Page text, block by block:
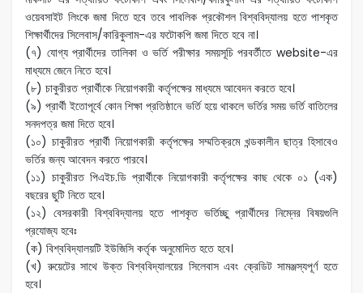
ওয়েবসাইট লিংকে জমা দিতে হবে তবে পাবলিক প্রকৌশল বিশ্ববিদ্যালয় হতে পাশকৃত
শিক্ষার্থীদের সিলেবাস/কারিকুলাম-এর ফটোকপি জমা দিতে হবে না।
(৭) যোগ্য প্রার্থীদের তালিকা ও ভর্তি পরীক্ষার সময়সূচি পরবর্তীতে website-এর
মাধ্যমে জেনে নিতে হবে।
(৮) চাকুরীরত প্রার্থীকে নিয়োগকারী কর্তৃপক্ষের মাধ্যমে আবেদন করতে হবে।
(৯) প্রার্থী ইতোপূর্বে কোন শিক্ষা প্রতিষ্ঠানে ভর্তি হয়ে থাকলে ভর্তির সময় ভর্তি বাতিলের
সনদপত্র জমা দিতে হবে।
(১০) চাকুরীরত প্রার্থী নিয়োগকারী কর্তৃপক্ষের সম্মতিক্রমে খন্ডকালীন ছাত্র হিসাবেও
ভর্তির জন্য আবেদন করতে পারবে।
(১১) চাকুরীরত পিএইচ.ডি প্রার্থীকে নিয়োগকারী কর্তৃপক্ষের কাছ থেকে ০১ (এক)
বছরের ছুটি নিতে হবে।
(১২) বেসরকারী বিশ্ববিদ্যালয় হতে পাশকৃত ভর্তিচ্ছু প্রার্থীদের নিম্নের বিষয়গুলি
প্রযোজ্য হবেঃ
(ক) বিশ্ববিদ্যালয়টি ইউজিসি কর্তৃক অনুমোদিত হতে হবে।
(খ) রুয়েটের সাথে উক্ত বিশ্ববিদ্যালয়ের সিলেবাস এবং ক্রেডিট সামঞ্জস্যপূর্ণ হতে
হবে।